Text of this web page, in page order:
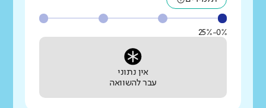
0%-25%
אין נתוני
עבר להשוואה